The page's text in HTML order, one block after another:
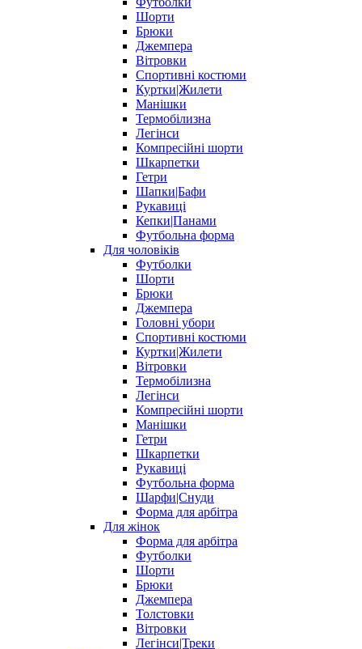
Шорти
Брюки
Джемпера
Вітровки
Спортивні костюми
Куртки|Жилети
Манішки
Термобілизна
Легінси
Компресійні шорти
Шкарпетки
Гетри
Шапки|Бафи
Рукавиці
Кепки|Панами
Футбольна форма
Для чоловіків
Футболки
Шорти
Брюки
Джемпера
Головні убори
Спортивні костюми
Куртки|Жилети
Вітровки
Термобілизна
Легінси
Компресійні шорти
Манішки
Гетри
Шкарпетки
Рукавиці
Футбольна форма
Шарфи|Снуди
Форма для арбітра
Для жінок
Форма для арбітра
Футболки
Шорти
Брюки
Джемпера
Толстовки
Вітровки
Легінси|Треки